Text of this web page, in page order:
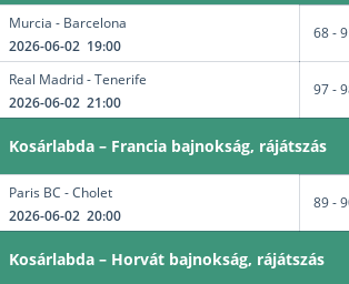
Murcia - Barcelona
2026-06-02 19:00
68 -
Real Madrid - Tenerife
2026-06-02 21:00
97 -
Kosárlabda – Francia bajnokság, rájátszás
Paris BC - Cholet
2026-06-02 20:00
89 -
Kosárlabda – Horvát bajnokság, rájátszás